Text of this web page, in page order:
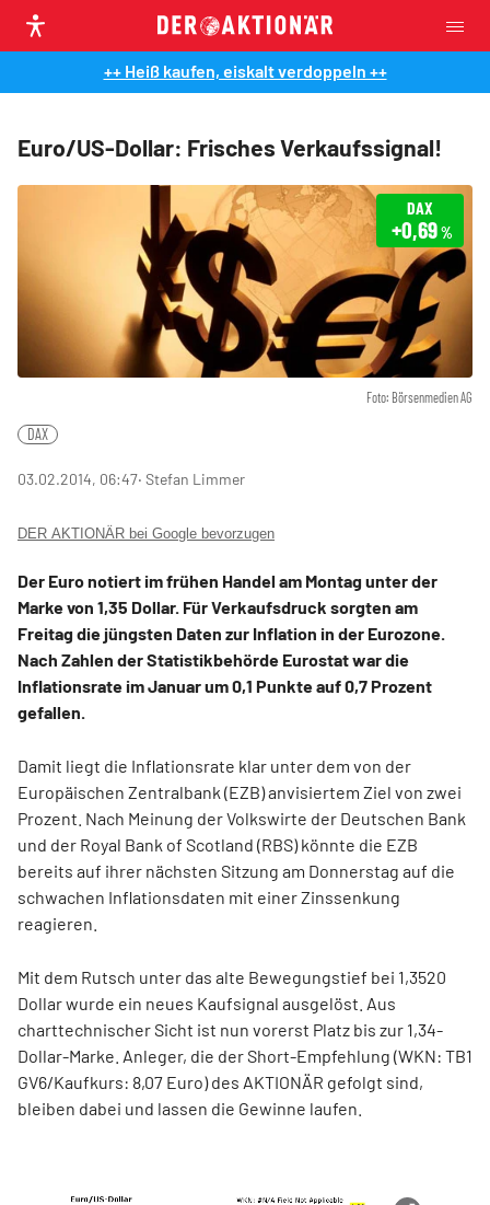
++ Heiß kaufen, eiskalt verdoppeln ++
Euro/US-Dollar: Frisches Verkaufssignal!
Foto: Börsenmedien AG
DAX
+0,69%
DAX
03.02.2014, 06:47‧ Stefan Limmer
DER AKTIONÄR bei Google bevorzugen
Der Euro notiert im frühen Handel am Montag unter der
Marke von 1,35 Dollar. Für Verkaufsdruck sorgten am
Freitag die jüngsten Daten zur Inflation in der Eurozone.
Nach Zahlen der Statistikbehörde Eurostat war die
Inflationsrate im Januar um 0,1 Punkte auf 0,7 Prozent
gefallen.
Damit liegt die Inflationsrate klar unter dem von der
Europäischen Zentralbank (EZB) anvisiertem Ziel von zwei
Prozent. Nach Meinung der Volkswirte der Deutschen Bank
und der Royal Bank of Scotland (RBS) könnte die EZB
bereits auf ihrer nächsten Sitzung am Donnerstag auf die
schwachen Inflationsdaten mit einer Zinssenkung
reagieren.
Mit dem Rutsch unter das alte Bewegungstief bei 1,3520
Dollar wurde ein neues Kaufsignal ausgelöst. Aus
charttechnischer Sicht ist nun vorerst Platz bis zur 1,34-
Dollar-Marke. Anleger, die der Short-Empfehlung (WKN: TB1
GV6/Kaufkurs: 8,07 Euro) des AKTIONÄR gefolgt sind,
bleiben dabei und lassen die Gewinne laufen.